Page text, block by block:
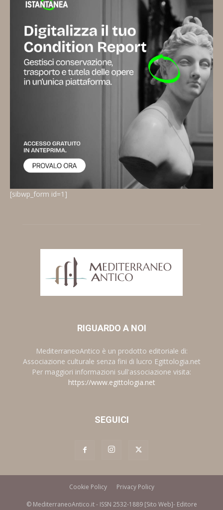
[sibwp_form id=1]
RIGUARDO A NOI
MediterraneoAntico è un prodotto editoriale di:
Associazione culturale senza fini di lucro Egittologia.net
Per maggiori informazioni sull'associazione visita:
https://www.egittologia.net
SEGUICI
Cookie Policy Privacy Policy
© MediterraneoAntico.it - ISSN 2532-1889 [Sito Web]- Editore